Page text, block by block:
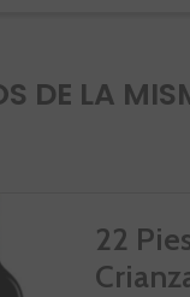
DE LA
22